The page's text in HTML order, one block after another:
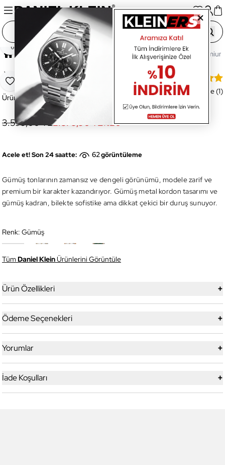
Ana Sayfa Saatler Kadın Saat DK.1.14160-1
Favoriye Ekle
Yeni
Paylaş
DK.1.14160-1 Premium Kadın Kol Saati
Ürün Kodu:DK.1.14160-1
Değerlendirme (1)
3.599,00 TL2.879,90 TL%20
Acele et! Son 24 saatte: 62görüntüleme
Gümüş tonlarının zamansız ve dengeli görünümü, modele zarif ve
premium bir karakter kazandırıyor. Gümüş metal kordon tasarımı ve
gümüş kadran, bilekte sofistike ama dikkat çekici bir duruş sunuyor.
Renk: Gümüş
TümDaniel KleinÜrünlerini Görüntüle
Ürün Özellikleri +
Ödeme Seçenekleri +
Yorumlar +
İade Koşulları +